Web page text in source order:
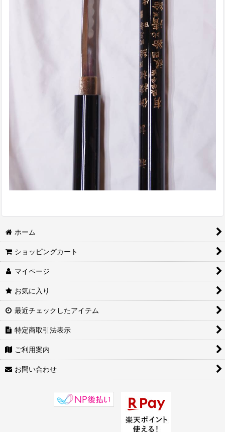
ホーム
ショッピングカート
マイページ
お気に入り
最近チェックしたアイテム
特定商取引法表示
ご利用案内
お問い合わせ